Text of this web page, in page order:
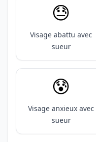
😓
Visage abattu avec
sueur
😰
Visage anxieux avec
sueur